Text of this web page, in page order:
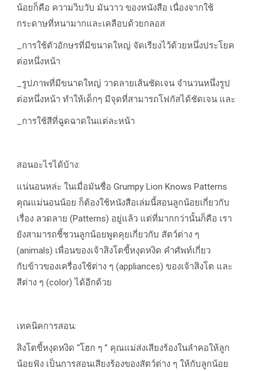
น้อยก็คือ ความวิบวับ มันวาว ของหนังสือ เนื่องจากใช้
กระดาษที่หนามากและเคลือบด้วยกลอส
การใช้ตัวอักษรที่มีขนาดใหญ่ จัดเรียงไว้ด้วยหนึ่งประโยค
ต่อหนึ่งหน้า
รูปภาพที่มีขนาดใหญ่ วาดลายเส้นชัดเจน จำนวนหนึ่งรูป
ต่อหนึ่งหน้า ทำให้เด็กๆ มีจุดที่สามารถโฟกัสได้ชัดเจน และ
การใช้สีที่ฉูดฉาดในแต่ละหน้า
สอนอะไรได้บ้าง:
แน่นอนหล่ะ ในเมื่อมันชื่อ Grumpy Lion Knows Patterns
คุณแม่นอนน้อย ก็ต้องใช้หนังสือเล่มนี้สอนลูกน้อยเกี่ยวกับ
เรื่อง ลวดลาย (Patterns) อยู่แล้ว แต่ที่มากกว่านั้นก็คือ เรา
ยังสามารถชี้ชวนลูกน้อยพูดคุยเกี่ยวกับ สัตว์ต่าง ๆ
(animals) เพื่อนของเจ้าสิงโตขี้หงุดหงิด คำศัพท์เกี่ยว
กับข้าวของเครื่องใช้ต่าง ๆ (appliances) ของเจ้าสิงโต และ
สีต่าง ๆ (color) ได้อีกด้วย
เทคนิคการสอน:
สิงโตขี้หงุดหงิด “โฮก ๆ ” คุณแม่ส่งเสียงร้องในลำคอให้ลูก
น้อยฟัง เป็นการสอนเสียงร้องของสัตว์ต่าง ๆ ให้กับลูกน้อย